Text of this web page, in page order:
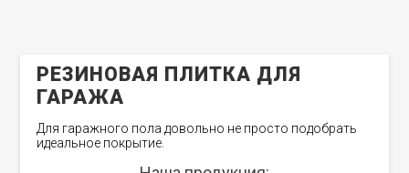
РЕЗИНОВАЯ ПЛИТКА ДЛЯ
ГАРАЖА
Для гаражного пола довольно не просто подобрать
идеальное покрытие.